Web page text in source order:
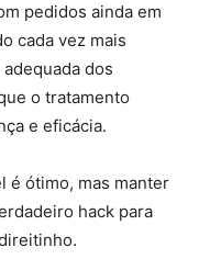
pedidos ainda em
cada vez mais
dos
o tratamento
e eficácia.
é ótimo, mas manter
hack para